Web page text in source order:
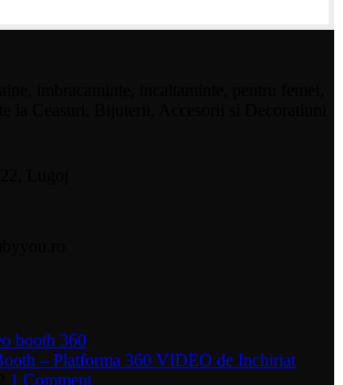
– Platforma 360 VIDEO de Inchiriat
1 Comment